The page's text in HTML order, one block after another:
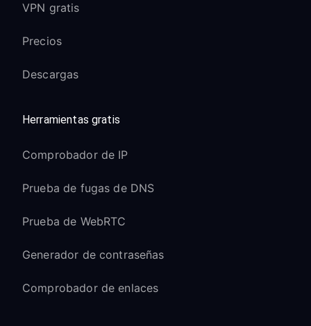
VPN gratis
Precios
Descargas
Herramientas gratis
Comprobador de IP
Prueba de fugas de DNS
Prueba de WebRTC
Generador de contraseñas
Comprobador de enlaces